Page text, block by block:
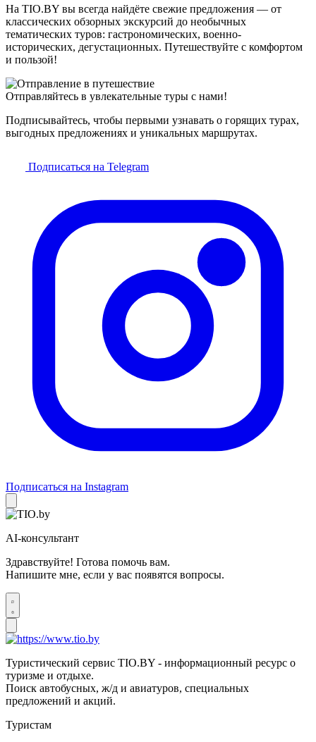
На TIO.BY вы всегда найдёте свежие предложения — от
классических обзорных экскурсий до необычных
тематических туров: гастрономических, военно-
исторических, дегустационных. Путешествуйте с комфортом
и пользой!
Отправляйтесь в увлекательные туры с нами!
Подписывайтесь, чтобы первыми узнавать о горящих турах,
выгодных предложениях и уникальных маршрутах.
Подписаться на Telegram
Подписаться на Instagram
AI-консультант
Здравствуйте! Готова помочь вам.
Напишите мне, если у вас появятся вопросы.
Туристический сервис TIO.BY - информационный ресурс о
туризме и отдыхе.
Поиск автобусных, ж/д и авиатуров, специальных
предложений и акций.
Туристам